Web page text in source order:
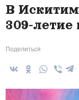
В
309-летие
Поделиться